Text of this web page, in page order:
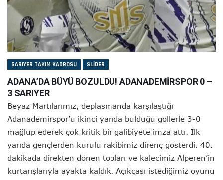
SARIYER TAKIM KADROSU SLIDER
ADANA’DA BÜYÜ BOZULDU! ADANADEMİRSPOR 0 –
3 SARIYER
Beyaz Martılarımız, deplasmanda karşılaştığı
Adanademirspor’u ikinci yarıda bulduğu gollerle 3-0
mağlup ederek çok kritik bir galibiyete imza attı. İlk
yarıda gençlerden kurulu rakibimiz direnç gösterdi. 40.
dakikada direkten dönen topları ve kalecimiz Alperen’in
kurtarışlarıyla ayakta kaldık. Açıkçası istediğimiz oyunu